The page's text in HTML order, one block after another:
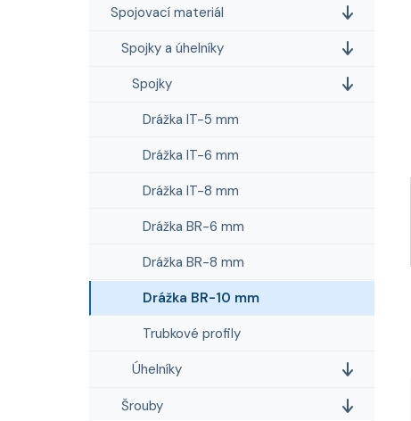
Spojovací materiál
Spojky a úhelníky
Spojky
Drážka IT-5 mm
Drážka IT-6 mm
Drážka IT-8 mm
Drážka BR-6 mm
Drážka BR-8 mm
Drážka BR-10 mm
Trubkové profily
Úhelníky
Šrouby